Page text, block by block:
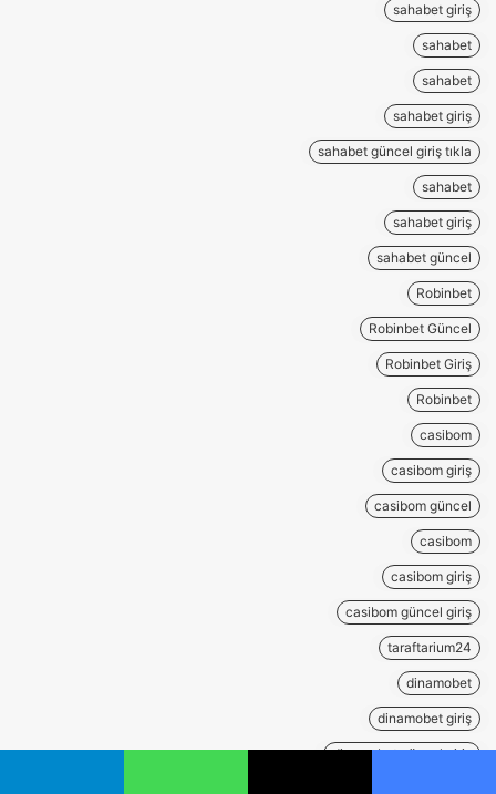
sahabet giriş
sahabet
sahabet
sahabet giriş
sahabet güncel giriş tıkla
sahabet
sahabet giriş
sahabet güncel
Robinbet
Robinbet Güncel
Robinbet Giriş
Robinbet
casibom
casibom giriş
casibom güncel
casibom
casibom giriş
casibom güncel giriş
taraftarium24
dinamobet
dinamobet giriş
dinamobet güncel giriş